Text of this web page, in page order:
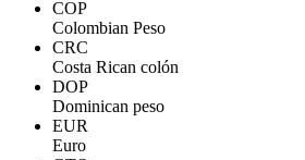
COP
Colombian Peso
CRC
Costa Rican colón
DOP
Dominican peso
EUR
Euro